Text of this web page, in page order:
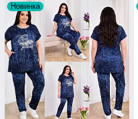
Новинка